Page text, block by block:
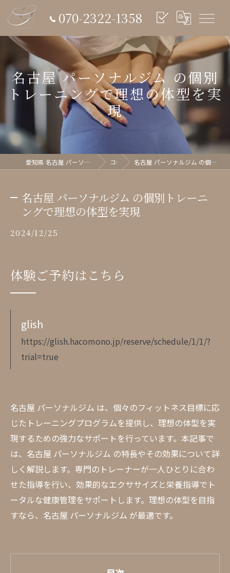
070-2322-1358
名古屋 パーソナルジム の個別
トレーニングで理想の体型を実
現
愛知県 名古屋 パーソナルジム glish《グリッシュ》 コラム 名古屋 パーソナルジム の個別トレーニングで理想の体型を実現
名古屋 パーソナルジム の個別トレーニ
ングで理想の体型を実現
2024/12/25
体験ご予約はこちら
glish
https://glish.hacomono.jp/reserve/schedule/1/1/?
trial=true
名古屋 パーソナルジム は、個々のフィットネス目標に応
じたトレーニングプログラムを提供し、理想の体型を実
現するための強力なサポートを行っています。本記事で
は、名古屋 パーソナルジム の特長やその効果について詳
しく解説します。専門のトレーナーが一人ひとりに合わ
せた指導を行い、効果的なエクササイズと栄養指導でト
ータルな健康管理をサポートします。理想の体型を目指
すなら、名古屋 パーソナルジム が最適です。